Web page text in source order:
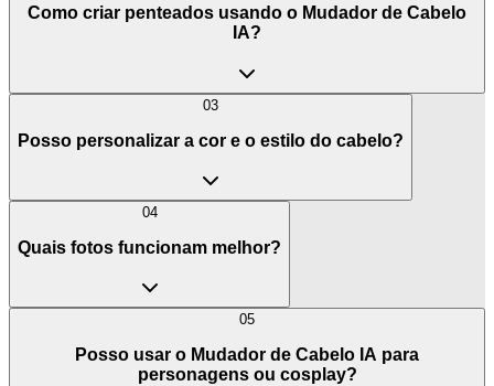
Como criar penteados usando o Mudador de Cabelo
IA?
03
Posso personalizar a cor e o estilo do cabelo?
04
Quais fotos funcionam melhor?
05
Posso usar o Mudador de Cabelo IA para
personagens ou cosplay?